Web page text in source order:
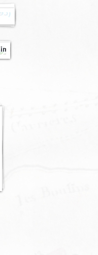
neige
-
2010
images